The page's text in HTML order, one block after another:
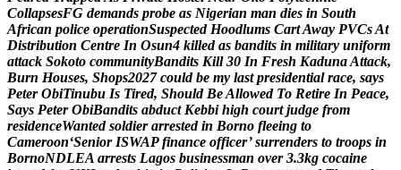
CollapsesFG demands probe as Nigerian man dies in South
African police operationSuspected Hoodlums CartAway PVCsAt
Distribution Centre In Osun4 killed as bandits in military uniform
attack Sokoto communityBandits Kill 30 In Fresh KadunaAttack,
Burn Houses, Shops2027 could be my last presidential race, says
Peter ObiTinubu Is Tired, Should BeAllowed To Retire In Peace,
Says Peter ObiBandits abduct Kebbi high court judge from
residenceWanted soldier arrested in Borno fleeing to
Cameroon‘Senior ISWAP finance officer’ surrenders to troops in
BornoNDLEA arrests Lagos businessman over 3.3kg cocaine